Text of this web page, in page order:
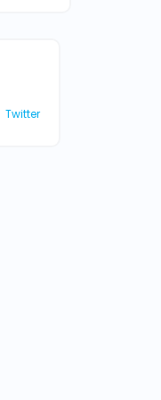
Twitter